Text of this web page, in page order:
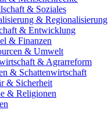
& Soziales
& Regionalisierung
& Entwicklung
& Finanzen
& Umwelt
& Agrarreform
& Schattenwirtschaft
& Sicherheit
& Religionen